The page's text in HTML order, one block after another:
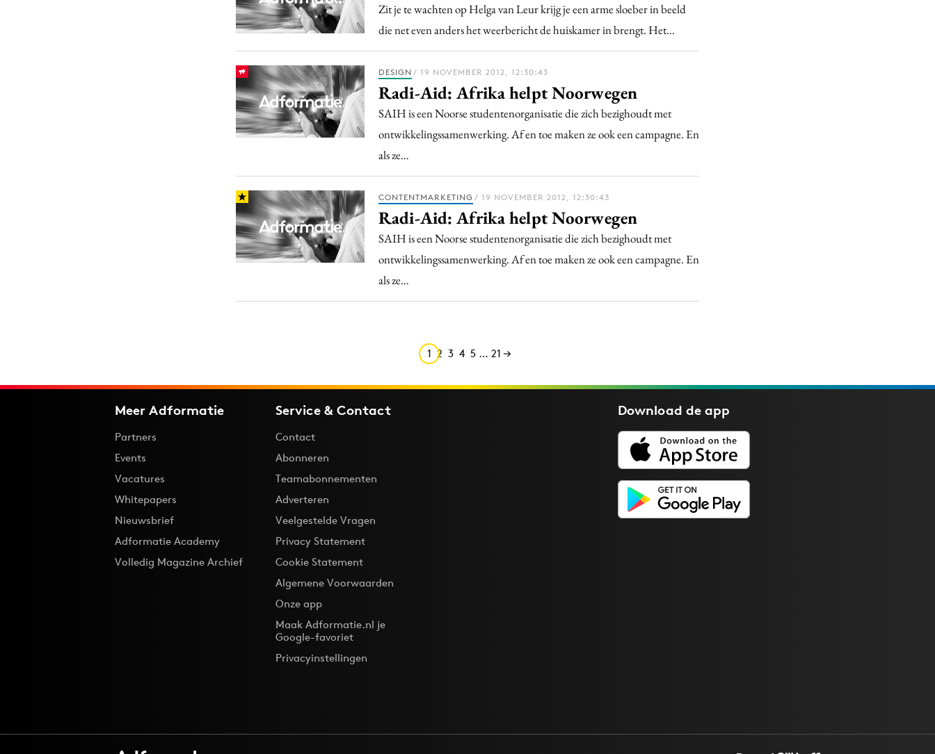
Zit je te wachten op Helga van Leur krijg je een arme sloeber in beeld
die net even anders het weerbericht de huiskamer in brengt. Het…
DESIGN / 19 NOVEMBER 2012, 12:30:43
Radi-Aid: Afrika helpt Noorwegen
SAIH is een Noorse studentenorganisatie die zich bezighoudt met
ontwikkelingssamenwerking. Af en toe maken ze ook een campagne. En
als ze…
CONTENTMARKETING / 19 NOVEMBER 2012, 12:30:43
Radi-Aid: Afrika helpt Noorwegen
SAIH is een Noorse studentenorganisatie die zich bezighoudt met
ontwikkelingssamenwerking. Af en toe maken ze ook een campagne. En
als ze…
1 2 3 4 5 … 21
Meer Adformatie
Partners
Events
Vacatures
Whitepapers
Nieuwsbrief
Adformatie Academy
Volledig Magazine Archief
Service & Contact
Contact
Abonneren
Teamabonnementen
Adverteren
Veelgestelde Vragen
Privacy Statement
Cookie Statement
Algemene Voorwaarden
Onze app
Maak Adformatie.nl je
Google-favoriet
Privacyinstellingen
Download deapp